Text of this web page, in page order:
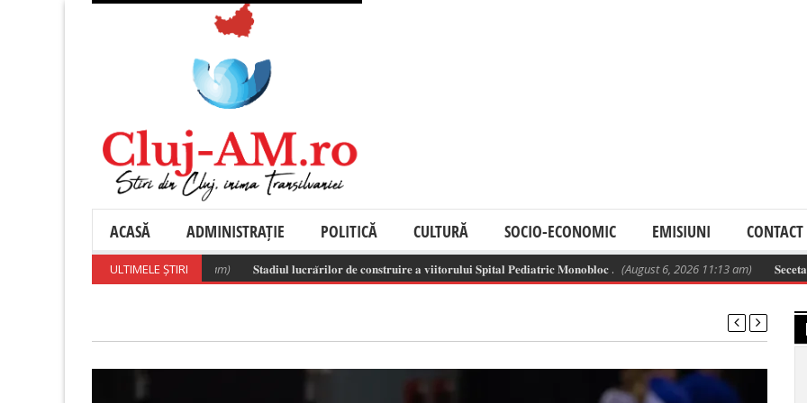
ACASĂ ADMINISTRAȚIE POLITICĂ CULTURĂ SOCIO-ECONOMIC EMISIUNI CONTACT
ULTIMELE ȘTIRI 𝐒𝐭𝐚𝐝𝐢𝐮𝐥 𝐥𝐮𝐜𝐫𝐚̆𝐫𝐢𝐥𝐨𝐫 𝐝𝐞 𝐜𝐨𝐧𝐬𝐭𝐫𝐮𝐢𝐫𝐞 𝐚 𝐯𝐢𝐢𝐭𝐨𝐫𝐮𝐥𝐮𝐢 𝐒𝐩𝐢𝐭𝐚𝐥 𝐏𝐞𝐝𝐢𝐚𝐭𝐫𝐢𝐜 𝐌𝐨𝐧𝐨𝐛𝐥𝐨𝐜 . (August 6, 2026 11:13 am) 𝐒𝐞𝐜𝐞𝐭𝐚